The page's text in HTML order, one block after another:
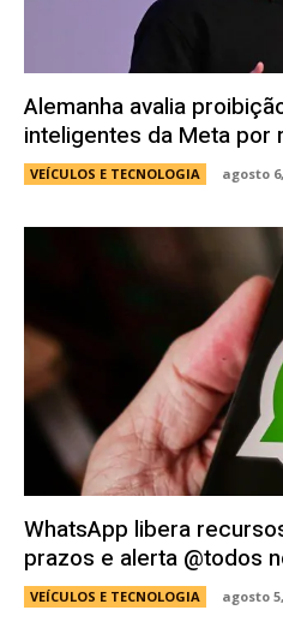
Alemanha avalia
inteligentes da Meta por
VEÍCULOS E TECNOLOGIA agosto
WhatsApp libera
prazos e alerta @todos
VEÍCULOS E TECNOLOGIA agosto